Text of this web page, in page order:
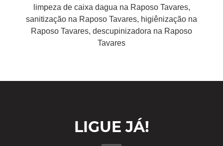
limpeza de caixa dagua na Raposo Tavares,
sanitização na Raposo Tavares, higiênização na
Raposo Tavares, descupinizadora na Raposo
Tavares
LIGUE JÁ!